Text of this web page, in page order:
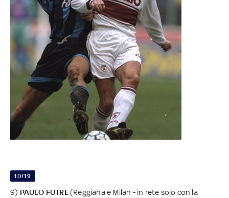
10/19
9) PAULO FUTRE(Reggiana e Milan - in rete solo con la